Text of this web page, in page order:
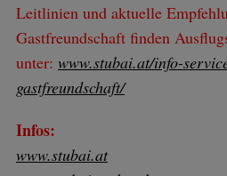
Leitlinien und aktuelle
Gastfreundschaft finden
unter: www.stubai.at/info-
gastfreundschaft/
Infos:
www.stubai.at